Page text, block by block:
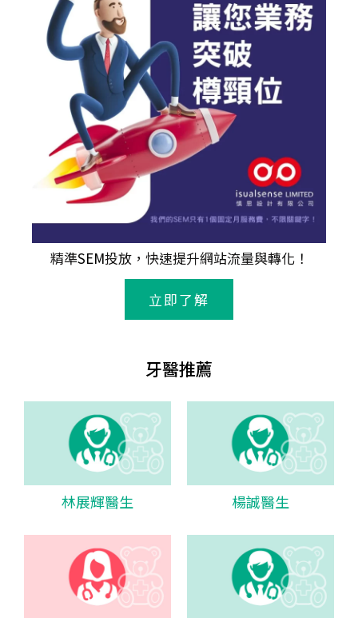
精準SEM投放，快速提升網站流量與轉化！
立即了解
牙醫推薦
林展輝醫生 楊誠醫生